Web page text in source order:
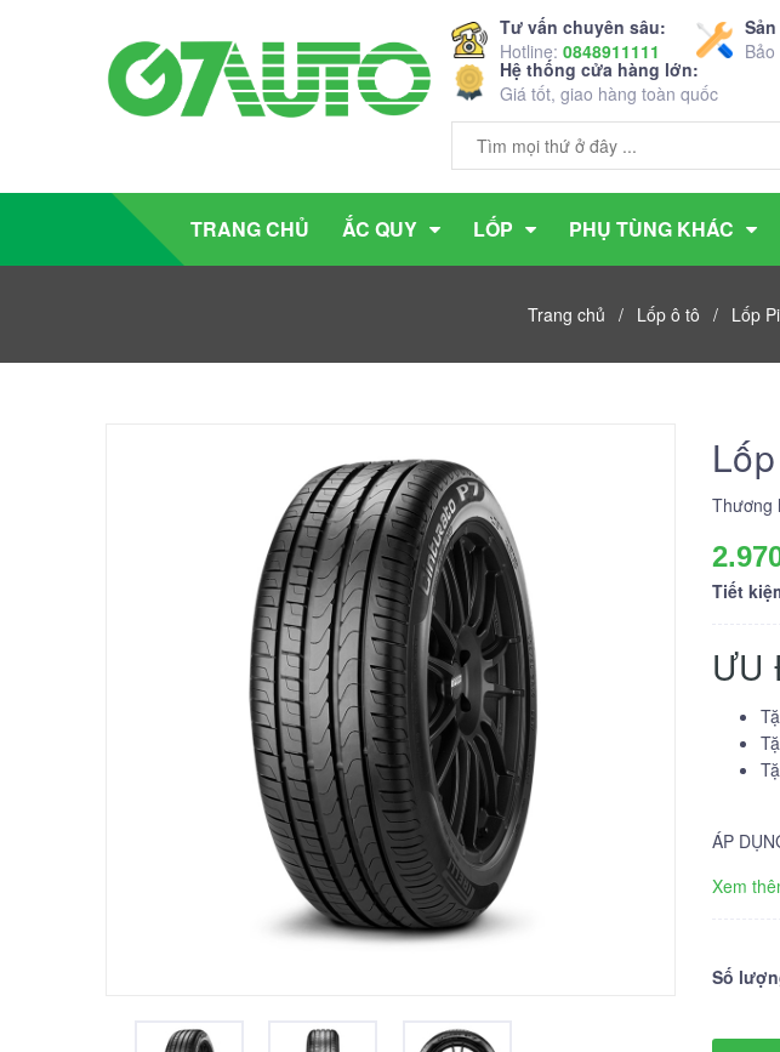
Tư vấn chuyên sâu:
Hotline: 0848911111
Hệ thống cửa hàng lớn:
Giá tốt, giao hàng toàn quốc
TRANG CHỦ ẮC QUY LỐP PHỤ TÙNG KHÁC
Trang chủ / Lốp ô tô / Lốp
Thương
Tiết
ƯU
ÁP
Xem
Số